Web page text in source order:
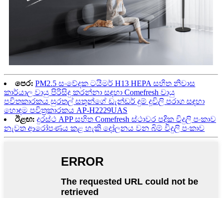
පෙර: PM2.5 සංවේදක ටයිමර් H13 HEPA සහිත නිවාස
කාර්යාල වායු පිරිසිදු කරන්නා සඳහා Comefresh වායු
පවිතකාරකය සුරතල් සතුන්ගේ ඩැන්ඩර් දුම් දූවිලි පරාග සඳහා
හොඳම පවිත්‍රකාරකය AP-H2229UAS
ඊළඟ: දුරස්ථ APP සහිත Comefresh ස්ථාවර පදික විදුලි පංකාව
නැවත ආරෝපණය කළ හැකි දෝලනය වන බිම් විදුලි පංකාව